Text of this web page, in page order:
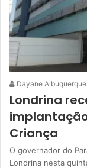
Dayane Albuquerque
Londrina
Criança
O governador do
Londrina nesta